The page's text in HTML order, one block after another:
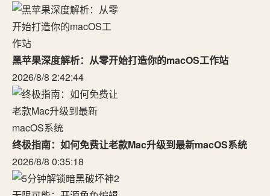
黑苹果深度解析：从零开始打造你的macOS工作站
2026/8/8 2:42:44
终极指南：如何免费让老款Mac升级到最新macOS系统
2026/8/8 0:35:18